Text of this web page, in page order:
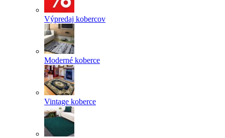
Výpredaj kobercov
Moderné koberce
Vintage koberce